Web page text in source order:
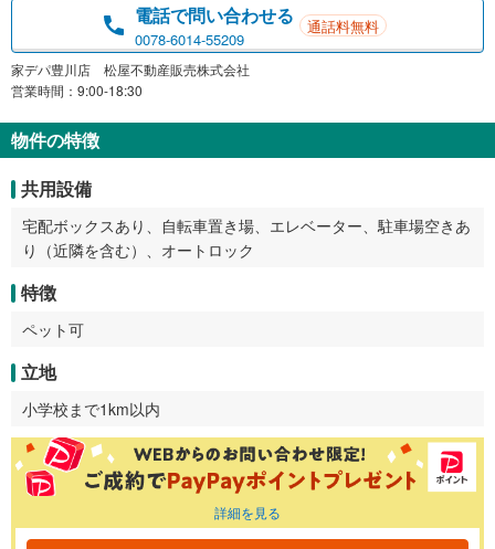
電話で問い合わせる
0078-6014-55209
通話料無料
家デパ豊川店 松屋不動産販売株式会社
営業時間：9:00-18:30
物件の特徴
共用設備
宅配ボックスあり、自転車置き場、エレベーター、駐車場空きあ
り（近隣を含む）、オートロック
特徴
ペット可
立地
小学校まで1km以内
詳細を見る